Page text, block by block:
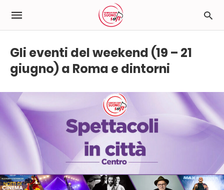
Gli eventi del weekend (19 – 21
giugno) a Roma e dintorni